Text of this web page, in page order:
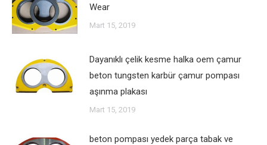
Wear
Mart 15, 2019
Dayanıklı çelik kesme halka oem çamur
beton tungsten karbür çamur pompası
aşınma plakası
Mart 15, 2019
beton pompası yedek parça tabak ve